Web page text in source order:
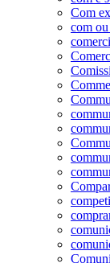
Com
com